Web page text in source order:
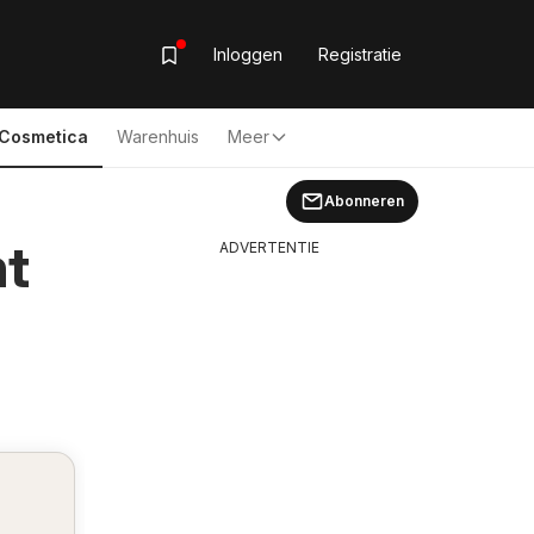
Inloggen Registratie
Warenhuis Meer
Abonneren
ADVERTENTIE